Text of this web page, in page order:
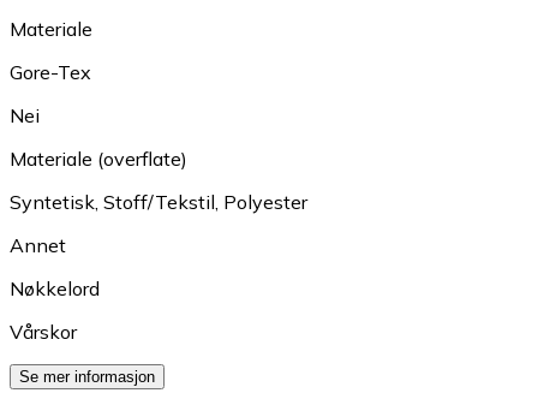
Materiale
Gore-Tex
Nei
Materiale (overflate)
Syntetisk, Stoff/Tekstil, Polyester
Annet
Nøkkelord
Vårskor
Se mer informasjon